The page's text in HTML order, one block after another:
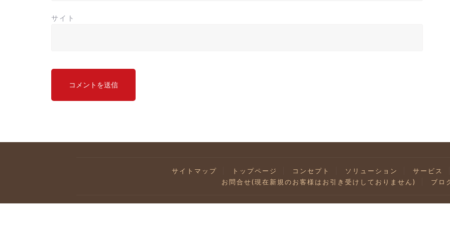
サイト
サイトマップ トップページ コンセプト ソリューション サービス
お問合せ(現在新規のお客様はお引き受けしておりません)
ブロ